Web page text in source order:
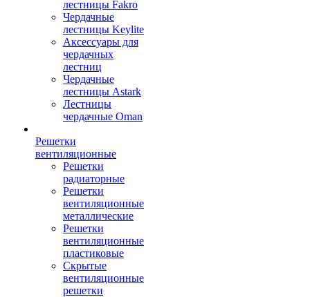
лестницы Fakro
Чердачные
лестницы Keylite
Аксессуары для
чердачных
лестниц
Чердачные
лестницы Astark
Лестницы
чердачные Oman
Решетки
вентиляционные
Решетки
радиаторные
Решетки
вентиляционные
металлические
Решетки
вентиляционные
пластиковые
Скрытые
вентиляционные
решетки